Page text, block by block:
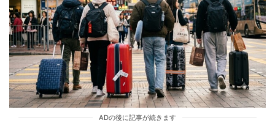
tend Editorial Team
【北海道・白い恋人パーク】無料エリアで十分は本当？
口コミからわかった有料エリアでしか体験できない『究
極の味覚体験』の正体...
TREND（トレンド深堀）
TRAVEL
tend Editorial Team
ADの後に記事が続きます